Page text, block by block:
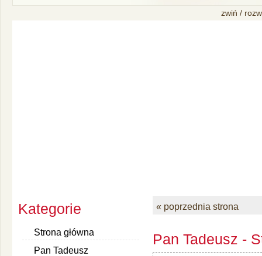
zwiń /
Kategorie
Strona główna
Pan Tadeusz
« poprzednia strona
Pan Tadeusz -